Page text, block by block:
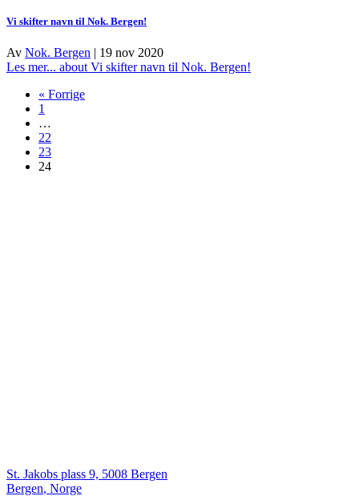
Vi skifter navn til Nok. Bergen!
Av Nok. Bergen | 19 nov 2020
Les mer... about Vi skifter navn til Nok. Bergen!
« Forrige
1
…
22
23
24
St. Jakobs plass 9, 5008 Bergen
Bergen, Norge